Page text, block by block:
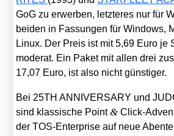
GoG zu erwer­ben, letz­te­res nur für
bei­den in Fas­sun­gen für Win­dows,
Linux. Der Preis ist mit 5,69 Euro je
mode­rat. Ein Paket mit allen drei
17,07 Euro, ist also nicht güns­ti­ger.
Bei 25TH ANNIVERSARY und
sind klas­si­sche Point& Click-
der TOS-Enter­pri­se auf neue